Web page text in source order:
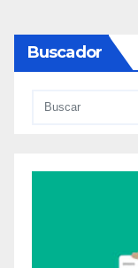
Buscador